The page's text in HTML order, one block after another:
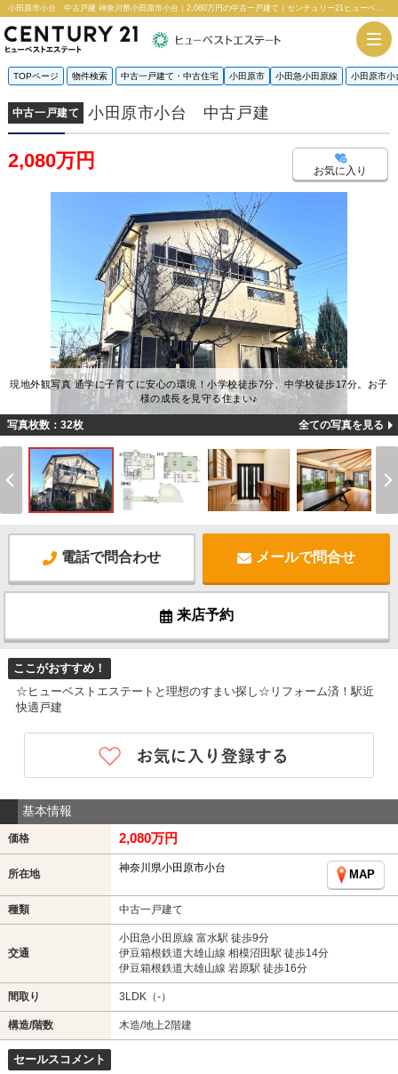
小田原市小台 中古戸建 神奈川県小田原市小台｜2,080万円の中古一戸建て｜センチュリー21ヒューベストエステート
TOPページ 物件検索 中古一戸建て・中古住宅 小田原市 小田急小田原線 小田原市
中古一戸建て 小田原市小台 中古戸建
2,080万円 お気に入り
現地外観写真 通学に子育てに安心の環境！小学校徒歩7分、中学校徒歩17分。お子
様の成長を見守る住まい♪
写真枚数：32枚 全ての写真を見る
電話で問合わせ メールで問合せ
来店予約
ここがおすすめ！
☆ヒューベストエステートと理想のすまい探し☆リフォーム済！駅近
快適戸建
基本情報
価格 2,080万円
所在地 神奈川県小田原市小台
MAP
種類 中古一戸建て
交通
小田急小田原線 富水駅 徒歩9分
伊豆箱根鉄道大雄山線 相模沼田駅 徒歩14分
伊豆箱根鉄道大雄山線 岩原駅 徒歩16分
間取り 3LDK（-）
構造/階数 木造/地上2階建
セールスコメント